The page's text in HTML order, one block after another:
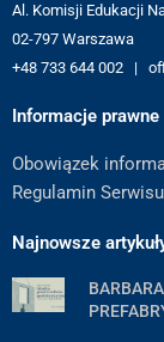
Al. Komisji Edukacji
02-797 Warszawa
+48 733 644 002 |
Informacje prawne
Obowiązek
Regulamin Serwisu
Najnowsze